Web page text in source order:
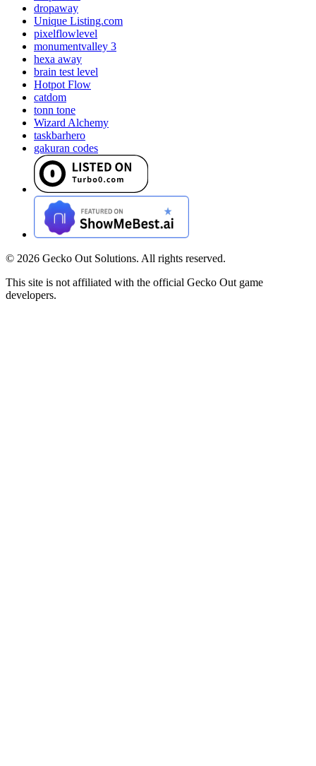
dropaway
Unique Listing.com
pixelflowlevel
monumentvalley 3
hexa away
brain test level
Hotpot Flow
catdom
tonn tone
Wizard Alchemy
taskbarhero
gakuran codes
© 2026 Gecko Out Solutions. All rights reserved.
This site is not affiliated with the official Gecko Out game
developers.